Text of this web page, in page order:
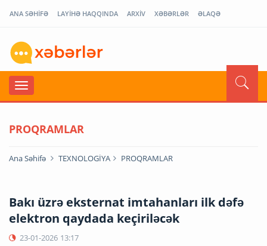
ANA SƏHİFƏ LAYİHƏ HAQQINDA ARXİV XƏBƏRLƏR ƏLAQƏ
PROQRAMLAR
Ana Səhifə TEXNOLOGİYA PROQRAMLAR
Bakı üzrə eksternat imtahanları ilk dəfə
elektron qaydada keçiriləcək
23-01-2026 13:17